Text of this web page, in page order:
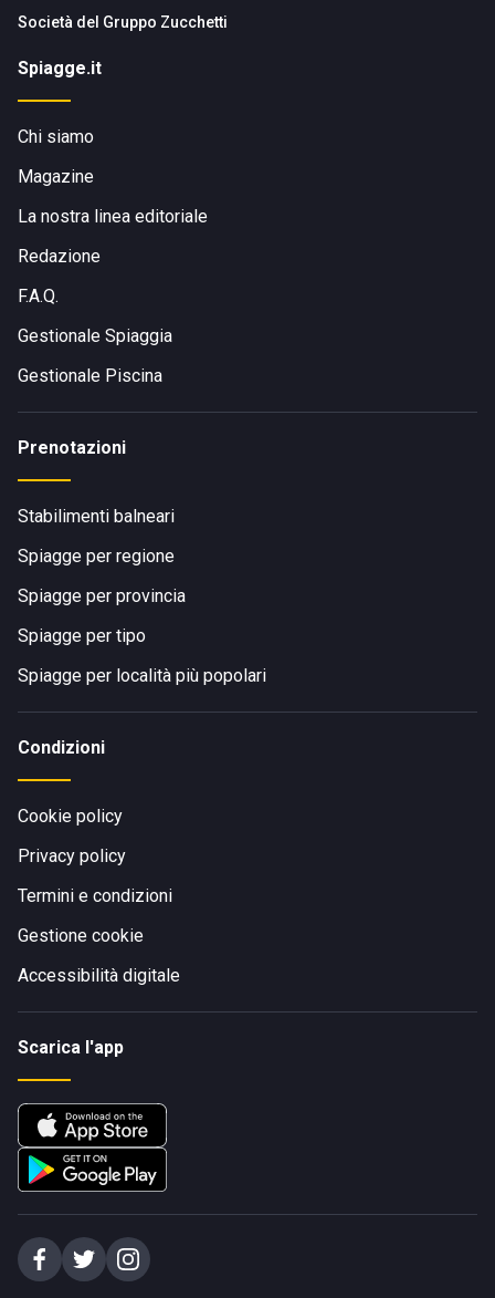
Società del Gruppo Zucchetti
Spiagge.it
Chi siamo
Magazine
La nostra linea editoriale
Redazione
F.A.Q.
Gestionale Spiaggia
Gestionale Piscina
Prenotazioni
Stabilimenti balneari
Spiagge per regione
Spiagge per provincia
Spiagge per tipo
Spiagge per località più popolari
Condizioni
Cookie policy
Privacy policy
Termini e condizioni
Gestione cookie
Accessibilità digitale
Scarica l'app